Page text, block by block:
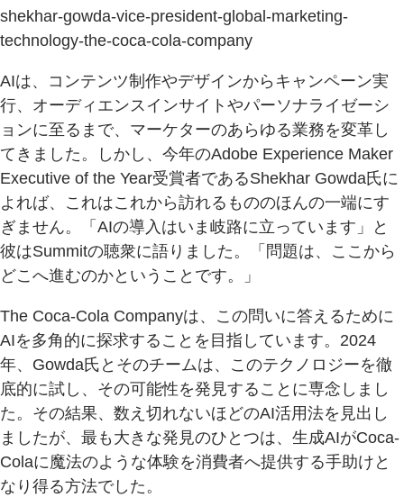
shekhar-gowda-vice-president-global-marketing-
technology-the-coca-cola-company
AIは、コンテンツ制作やデザインからキャンペーン実
行、オーディエンスインサイトやパーソナライゼーシ
ョンに至るまで、マーケターのあらゆる業務を変革し
てきました。しかし、今年のAdobe Experience Maker
Executive of the Year受賞者であるShekhar Gowda氏に
よれば、これはこれから訪れるもののほんの一端にす
ぎません。「AIの導入はいま岐路に立っています」と
彼はSummitの聴衆に語りました。「問題は、ここから
どこへ進むのかということです。」
The Coca-Cola Companyは、この問いに答えるために
AIを多角的に探求することを目指しています。2024
年、Gowda氏とそのチームは、このテクノロジーを徹
底的に試し、その可能性を発見することに専念しまし
た。その結果、数え切れないほどのAI活用法を見出し
ましたが、最も大きな発見のひとつは、生成AIがCoca-
Colaに魔法のような体験を消費者へ提供する手助けと
なり得る方法でした。